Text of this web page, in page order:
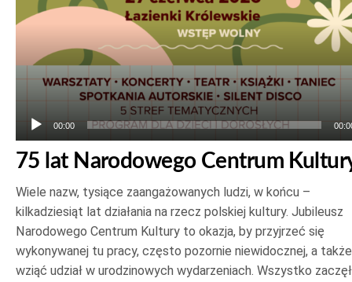
00:00
75 lat Narodowego Centrum
Wiele nazw, tysiące zaangażowanych ludzi, w końcu –
kilkadziesiąt lat działania na rzecz polskiej kultury. Jubileusz
Narodowego Centrum Kultury to okazja, by przyjrzeć się
wykonywanej tu pracy, często pozornie niewidocznej, a także
wziąć udział w urodzinowych wydarzeniach. Wszystko